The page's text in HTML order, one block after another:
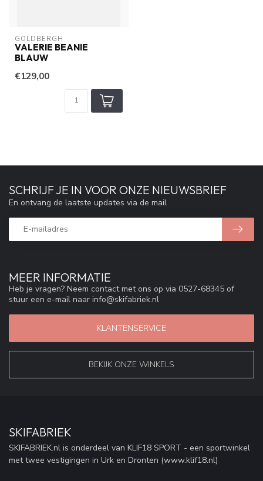
GOLDBERGH
VALERIE BEANIE
BLAUW
€129,00
MEER INFORMATIE
Heb je vragen? Neem contact met ons op via 0527-68345 of
stuur een e-mail naar info@skifabriek.nl
KLANTENSERVICE
BEKIJK ONZE WINKELS
SCHRIJF JE IN VOOR ONZE NIEUWSBRIEF
En ontvang de laatste updates via de mail
SKIFABRIEK
SKIFABRIEK.nl is onderdeel van KLIF18 SPORT - een sportwinkel
met twee vestigingen in Urk en Dronten (www.klif18.nl)